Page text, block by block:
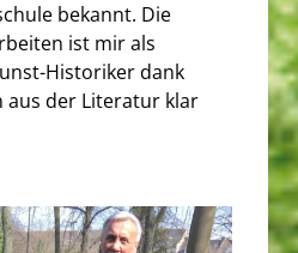
bekannt. Die
ist mir als
Historiker dank
aus der Literatur klar